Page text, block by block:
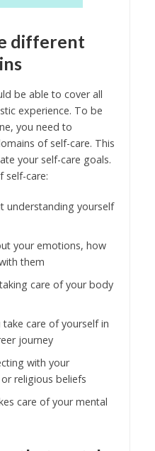
different
be able to cover all
experience. To be
you need to
of self-care. This
your self-care goals.
self-care:
understanding yourself
your emotions, how
them
care of your body
care of yourself in
journey
with your
religious beliefs
care of your mental